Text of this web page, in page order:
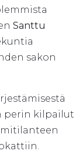
Santtu
sakon
perin kilpailut